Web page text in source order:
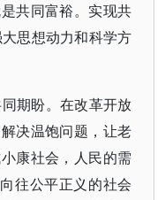
共同富裕。实现共
思想动力和科学方
期盼。在改革开放
决温饱问题，让老
康社会，人民的需
往公平正义的社会